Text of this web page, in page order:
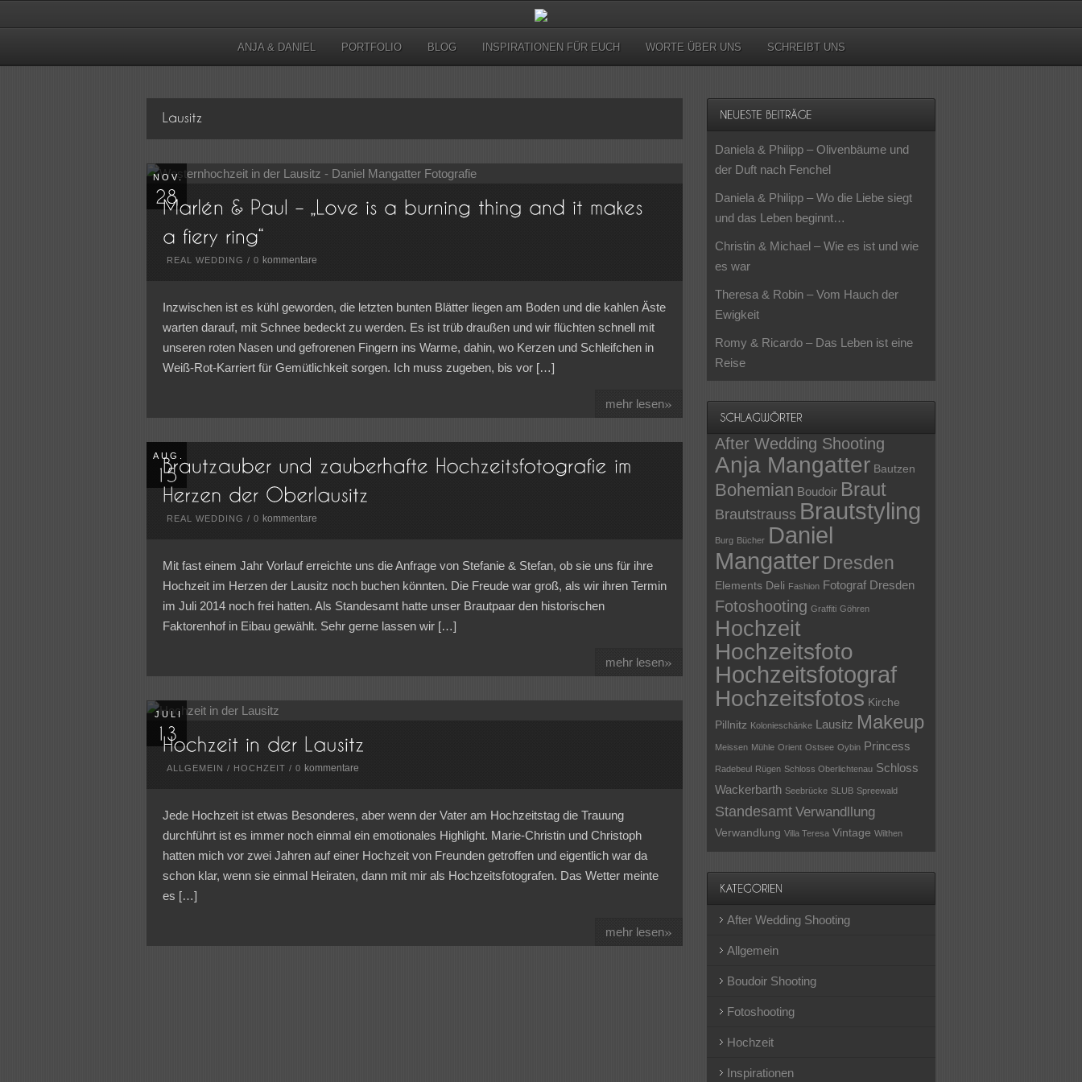
ANJA & DANIEL PORTFOLIO BLOG INSPIRATIONEN FÜR EUCH WORTE ÜBER UNS SCHREIBT UNS
NOV.
REAL WEDDING / 0 kommentare
Inzwischen ist es kühl geworden, die letzten bunten Blätter liegen am Boden und die kahlen Äste
warten darauf, mit Schnee bedeckt zu werden. Es ist trüb draußen und wir flüchten schnell mit
unseren roten Nasen und gefrorenen Fingern ins Warme, dahin, wo Kerzen und Schleifchen in
Weiß-Rot-Karriert für Gemütlichkeit sorgen. Ich muss zugeben, bis vor […]
mehr lesen»
AUG.
REAL WEDDING / 0 kommentare
Mit fast einem Jahr Vorlauf erreichte uns die Anfrage von Stefanie & Stefan, ob sie uns für ihre
Hochzeit im Herzen der Lausitz noch buchen könnten. Die Freude war groß, als wir ihren Termin
im Juli 2014 noch frei hatten. Als Standesamt hatte unser Brautpaar den historischen
Faktorenhof in Eibau gewählt. Sehr gerne lassen wir […]
mehr lesen»
JULI
ALLGEMEIN / HOCHZEIT / 0 kommentare
Jede Hochzeit ist etwas Besonderes, aber wenn der Vater am Hochzeitstag die Trauung
durchführt ist es immer noch einmal ein emotionales Highlight. Marie-Christin und Christoph
hatten mich vor zwei Jahren auf einer Hochzeit von Freunden getroffen und eigentlich war da
schon klar, wenn sie einmal Heiraten, dann mit mir als Hochzeitsfotografen. Das Wetter meinte
es […]
mehr lesen»
Daniela & Philipp – Olivenbäume und
der Duft nach Fenchel
Daniela & Philipp – Wo die Liebe siegt
und das Leben beginnt…
Christin & Michael – Wie es ist und wie
es war
Theresa & Robin – Vom Hauch der
Ewigkeit
Romy & Ricardo – Das Leben ist eine
Reise
After Wedding Shooting
Anja Mangatter Bautzen
Bohemian Boudoir Braut
Brautstrauss Brautstyling
Burg Bücher Daniel
Mangatter Dresden
Elements Deli Fashion Fotograf Dresden
Fotoshooting Graffiti Göhren
Hochzeit
Hochzeitsfoto
Hochzeitsfotograf
Hochzeitsfotos Kirche
Pillnitz Kolonieschänke Lausitz Makeup
Meissen Mühle Orient Ostsee Oybin Princess
Radebeul Rügen Schloss Oberlichtenau Schloss
Wackerbarth Seebrücke SLUB Spreewald
Standesamt Verwandllung
Verwandlung Villa Teresa Vintage Wilthen
After Wedding Shooting
Allgemein
Boudoir Shooting
Fotoshooting
Hochzeit
Inspirationen